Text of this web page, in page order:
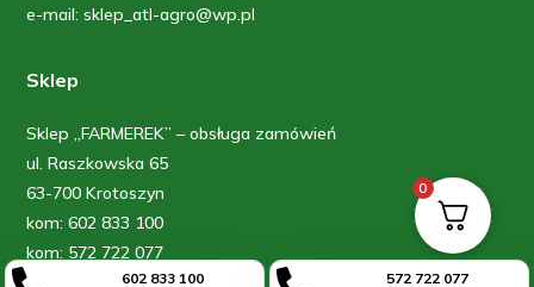
e-mail: sklep_atl-agro@wp.pl
Sklep
Sklep „FARMEREK” – obsługa zamówień
ul. Raszkowska 65
63-700 Krotoszyn
kom: 602 833 100
kom: 572 722 077
602 833 100 572 722 077
0